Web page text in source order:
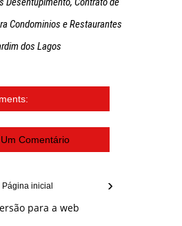
Condominios e Restaurantes
dos Lagos
Comentário
›
Página inicial
para a web